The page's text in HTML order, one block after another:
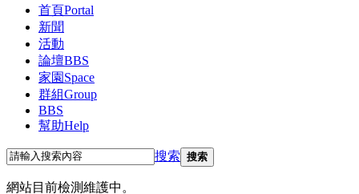
首頁Portal
新聞
活動
論壇BBS
家園 Space
群組Group
BBS
幫助Help
搜索 搜索
網站目前檢測維護中。